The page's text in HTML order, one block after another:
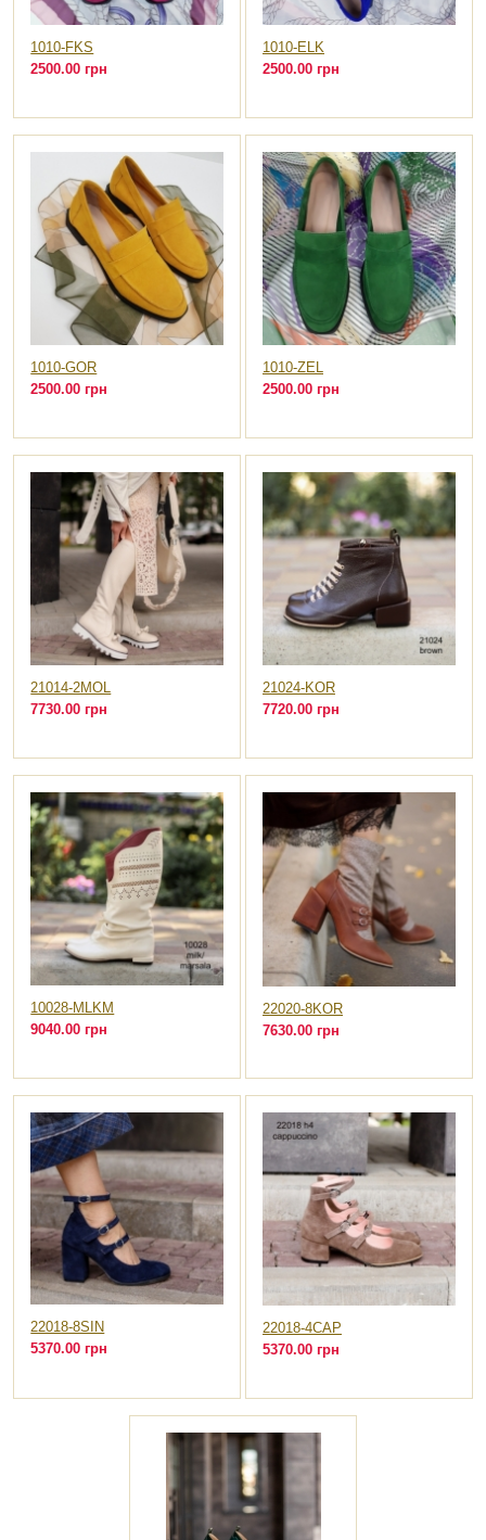
1010-FKS
2500.00 грн
1010-ELK
2500.00 грн
1010-GOR
2500.00 грн
1010-ZEL
2500.00 грн
21014-2MOL
7730.00 грн
21024-KOR
7720.00 грн
10028-MLKM
9040.00 грн
22020-8KOR
7630.00 грн
22018-8SIN
5370.00 грн
22018-4CAP
5370.00 грн